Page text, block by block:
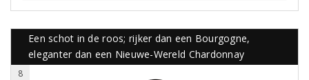
Een schot in de roos; rijker dan een Bourgogne,
eleganter dan een Nieuwe-Wereld Chardonnay
8